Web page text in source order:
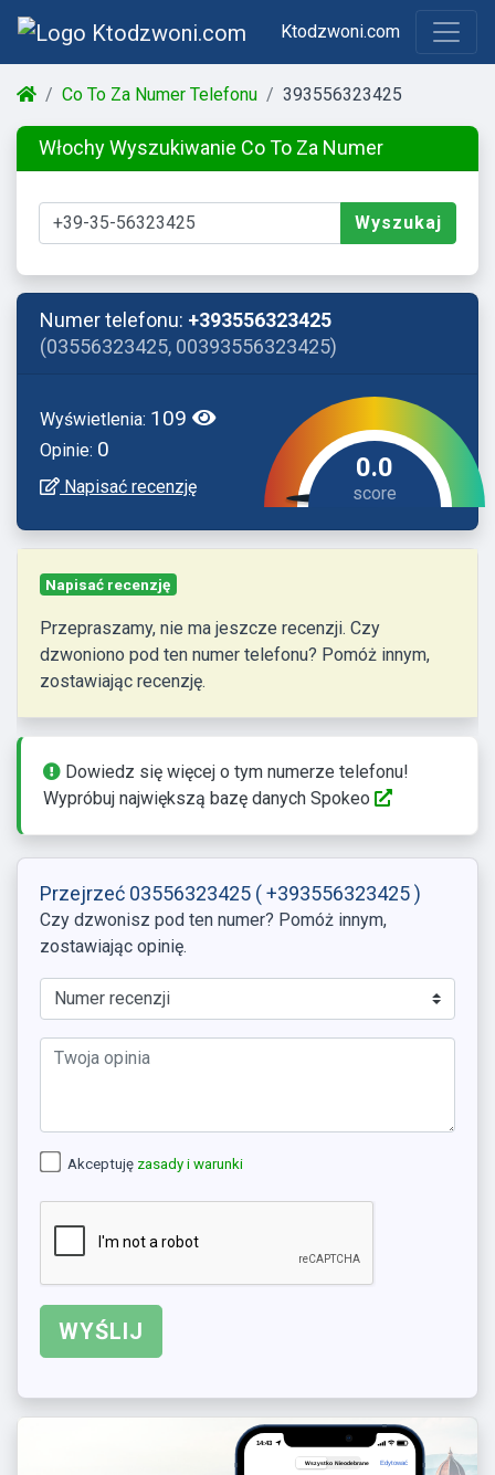
Ktodzwoni.com
Co To Za Numer Telefonu 393556323425
Włochy Wyszukiwanie Co To Za Numer
Wyszukaj
Numer telefonu: +393556323425
(03556323425, 00393556323425)
Wyświetlenia: 109
Opinie: 0
Napisać recenzję
0.0
Napisać recenzję
Przepraszamy, nie ma jeszcze recenzji. Czy
dzwoniono pod ten numer telefonu? Pomóż innym,
zostawiając recenzję.
Dowiedz się więcej o tym numerze telefonu!
Wypróbuj największą bazę danych Spokeo
Przejrzeć 03556323425 ( +393556323425 )
Czy dzwonisz pod ten numer? Pomóż innym,
zostawiając opinię.
Akceptuję zasady i warunki